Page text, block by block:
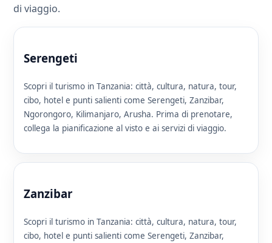
di viaggio.
Serengeti
Scopri il turismo in Tanzania: città, cultura, natura, tour,
cibo, hotel e punti salienti come Serengeti, Zanzibar,
Ngorongoro, Kilimanjaro, Arusha. Prima di prenotare,
collega la pianificazione al visto e ai servizi di viaggio.
Zanzibar
Scopri il turismo in Tanzania: città, cultura, natura, tour,
cibo, hotel e punti salienti come Serengeti, Zanzibar,